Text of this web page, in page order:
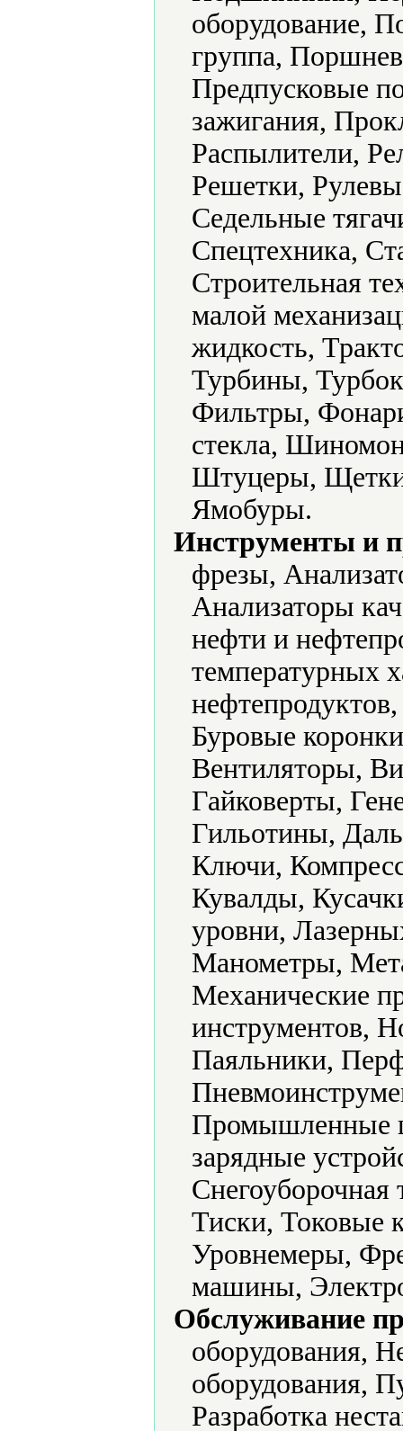
оборудование,
группа,
Предпусковые
зажигания,
Распылители,
Решетки,
Седельные
Спецтехника,
Строительная
малой
жидкость,
Турбины,
Фильтры,
стекла,
Штуцеры,
Ямобуры.
Инструменты и
фрезы,
Анализаторы
нефти и
температурных
Буровые
Вентиляторы,
Гайковерты,
Гильотины,
Ключи,
Кувалды,
уровни,
Манометры,
Механические
инструментов,
Паяльники,
Промышленные
зарядные
Тиски, Токовые
Уровнемеры,
машины,
Обслуживание
оборудования,
оборудования,
Разработка